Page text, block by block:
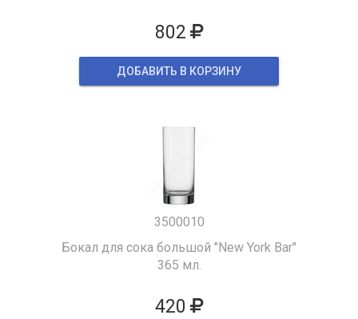
802
ДОБАВИТЬ В КОРЗИНУ
3500010
Бокал для сока большой "New York Bar"
365 мл.
420